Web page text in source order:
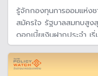
รู้จักกองทุนการออมแห่ง
สมัครใจ รัฐบาลสมทบสู
ดอกเบี้ยเงินฝากประจำ เ
ตอนเกษียณอายุ 60 ปี เห
นักศึกษา